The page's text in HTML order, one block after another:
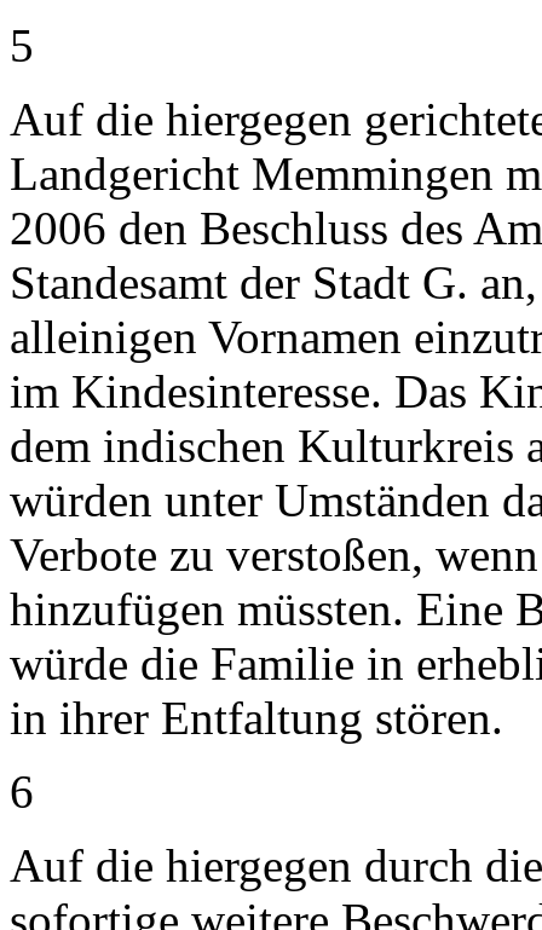
5
Auf die hiergegen
Landgericht Memmingen
2006 den Beschluss des
Standesamt der Stadt G.
alleinigen Vornamen
im Kindesinteresse. Das
dem indischen Kulturkreis
würden unter Umständen
Verbote zu verstoßen,
hinzufügen müssten. Eine
würde die Familie in
in ihrer Entfaltung stören.
6
Auf die hiergegen durch